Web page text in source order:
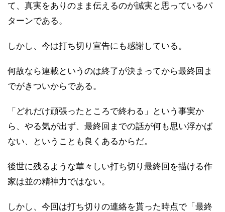
て、真実をありのまま伝えるのが誠実と思っているパ
ターンである。
しかし、今は打ち切り宣告にも感謝している。
何故なら連載というのは終了が決まってから最終回ま
でがきついからである。
「どれだけ頑張ったところで終わる」という事実か
ら、やる気が出ず、最終回までの話が何も思い浮かば
ない、ということも良くあるからだ。
後世に残るような華々しい打ち切り最終回を描ける作
家は並の精神力ではない。
しかし、今回は打ち切りの連絡を貰った時点で「最終